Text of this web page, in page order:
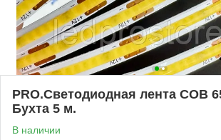
PRO.Светодиодная лента COB
Бухта 5 м.
В наличии